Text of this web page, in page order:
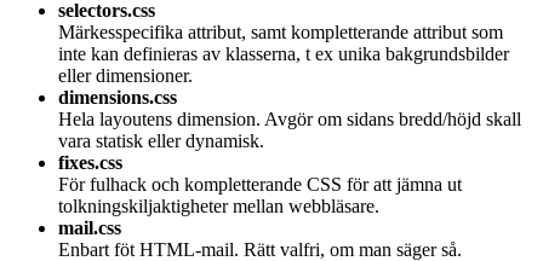
selectors.css
Märkesspecifika attribut, samt kompletterande attribut som
inte kan definieras av klasserna, t ex unika bakgrundsbilder
eller dimensioner.
dimensions.css
Hela layoutens dimension. Avgör om sidans bredd/höjd skall
vara statisk eller dynamisk.
fixes.css
För fulhack och kompletterande CSS för att jämna ut
tolkningskiljaktigheter mellan webbläsare.
mail.css
Enbart föt HTML-mail. Rätt valfri, om man säger så.